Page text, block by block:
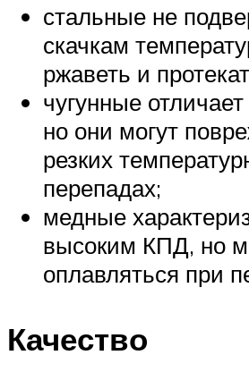
стальные не
скачкам
ржаветь и
чугунные
но они могут
резких
перепадах;
медные
высоким КПД, но
оплавляться при
Качество